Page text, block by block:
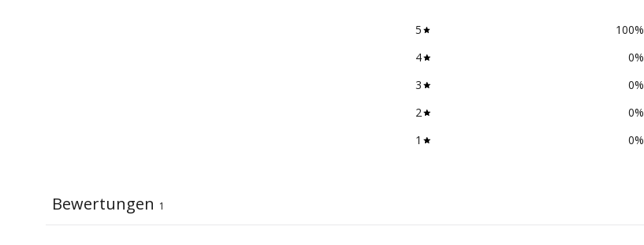
5 100%
4
0%
3
0%
2
0%
1
0%
Bewertungen 1